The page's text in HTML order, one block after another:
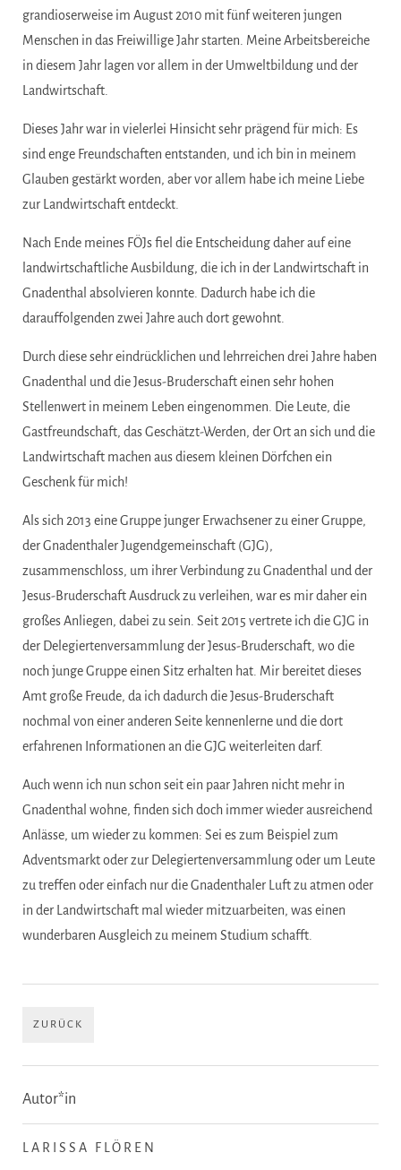
grandioserweise im August 2010 mit fünf weiteren jungen
Menschen in das Freiwillige Jahr starten. Meine Arbeitsbereiche
in diesem Jahr lagen vor allem in der Umweltbildung und der
Landwirtschaft.
Dieses Jahr war in vielerlei Hinsicht sehr prägend für mich: Es
sind enge Freundschaften entstanden, und ich bin in meinem
Glauben gestärkt worden, aber vor allem habe ich meine Liebe
zur Landwirtschaft entdeckt.
Nach Ende meines FÖJs fiel die Entscheidung daher auf eine
landwirtschaftliche Ausbildung, die ich in der Landwirtschaft in
Gnadenthal absolvieren konnte. Dadurch habe ich die
darauffolgenden zwei Jahre auch dort gewohnt.
Durch diese sehr eindrücklichen und lehrreichen drei Jahre haben
Gnadenthal und die Jesus-Bruderschaft einen sehr hohen
Stellenwert in meinem Leben eingenommen. Die Leute, die
Gastfreundschaft, das Geschätzt-Werden, der Ort an sich und die
Landwirtschaft machen aus diesem kleinen Dörfchen ein
Geschenk für mich!
Als sich 2013 eine Gruppe junger Erwachsener zu einer Gruppe,
der Gnadenthaler Jugendgemeinschaft (GJG),
zusammenschloss, um ihrer Verbindung zu Gnadenthal und der
Jesus-Bruderschaft Ausdruck zu verleihen, war es mir daher ein
großes Anliegen, dabei zu sein. Seit 2015 vertrete ich dieGJG in
der Delegiertenversammlung der Jesus-Bruderschaft, wo die
noch junge Gruppe einen Sitz erhalten hat. Mir bereitet dieses
Amt große Freude, da ich dadurch die Jesus-Bruderschaft
nochmal von einer anderen Seite kennenlerne und die dort
erfahrenen Informationen an dieGJG weiterleiten darf.
Auch wenn ich nun schon seit ein paar Jahren nicht mehr in
Gnadenthal wohne, finden sich doch immer wieder ausreichend
Anlässe, um wieder zu kommen: Sei es zum Beispiel zum
Adventsmarkt oder zur Delegiertenversammlung oder um Leute
zu treffen oder einfach nur die Gnadenthaler Luft zu atmen oder
in der Landwirtschaft mal wieder mitzuarbeiten, was einen
wunderbaren Ausgleich zu meinem Studium schafft.
ZURÜCK
Autor*in
LARISSA FLÖREN